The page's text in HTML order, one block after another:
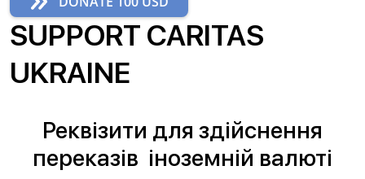
SUPPORT CARITAS
UKRAINE
Реквізити для здійснення
переказів іноземній валюті